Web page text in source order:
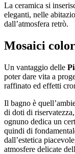
La ceramica si
eleganti, nelle
dall’atmosfera retrò.
Mosaici
Un vantaggio delle
poter dare vita a
raffinato ed effetti
Il bagno è
di doti di
ognuno dedica un
quindi di
dall’estetica
atmosfere delicate